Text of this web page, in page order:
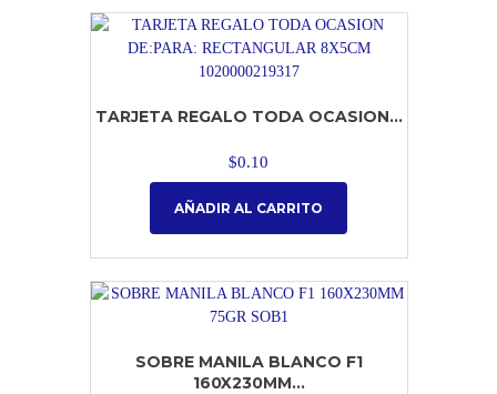
TARJETA REGALO TODA OCASION...
$0.10
AÑADIR AL CARRITO
SOBRE MANILA BLANCO F1
160X230MM...